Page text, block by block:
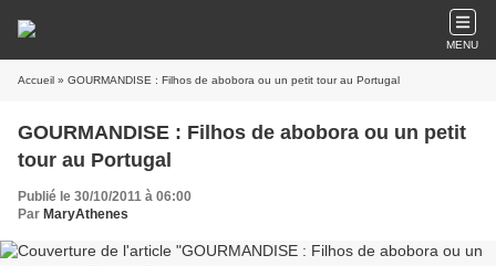
MENU
Accueil » GOURMANDISE : Filhos de abobora ou un petit tour au Portugal
GOURMANDISE : Filhos de abobora ou un petit
tour au Portugal
Publié le 30/10/2011 à 06:00
Par MaryAthenes